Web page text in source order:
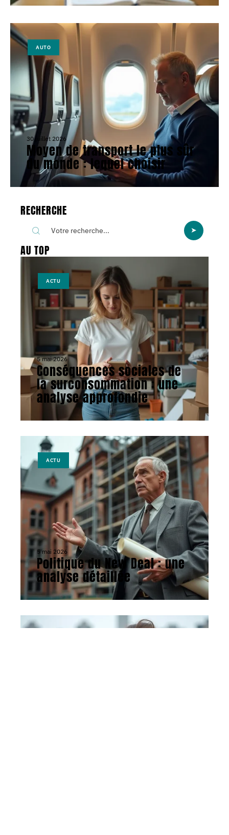
AUTO
30 juillet 2026
Moyen de transport le plus sûr
du monde : lequel choisir
RECHERCHE
AU TOP
ACTU
5 mai 2026
Conséquences sociales de
la surconsommation : une
analyse approfondie
ACTU
5 mai 2026
Politique du New Deal : une
analyse détaillée